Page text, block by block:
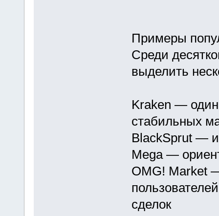
Примеры
Среди
выделить
Kraken —
стабильных
BlackSprut —
Mega —
OMG! Market
сделок